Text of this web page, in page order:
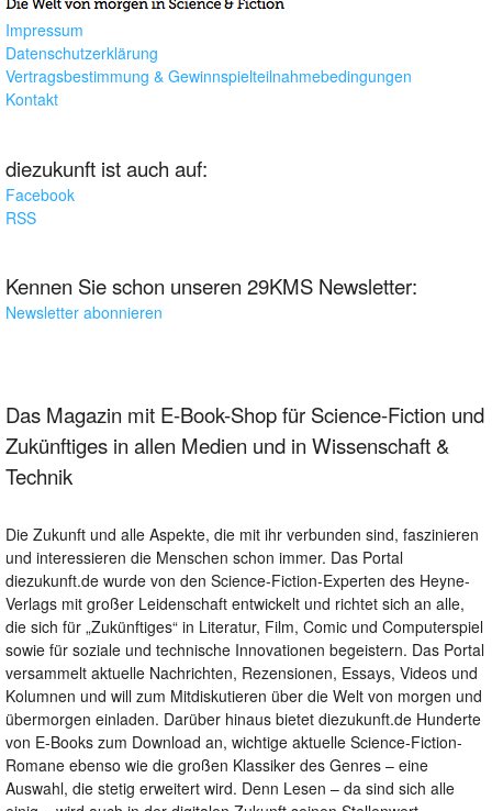
Impressum
Datenschutzerklärung
Vertragsbestimmung & Gewinnspielteilnahmebedingungen
Kontakt
diezukunft ist auch auf:
Facebook
RSS
Kennen Sie schon unseren 29KMS Newsletter:
Newsletter abonnieren
Das Magazin mit E-Book-Shop für Science-Fiction und
Zukünftiges in allen Medien und in Wissenschaft &
Technik
Die Zukunft und alle Aspekte, die mit ihr verbunden sind, faszinieren
und interessieren die Menschen schon immer. Das Portal
diezukunft.de wurde von den Science-Fiction-Experten des Heyne-
Verlags mit großer Leidenschaft entwickelt und richtet sich an alle,
die sich für „Zukünftiges“ in Literatur, Film, Comic und Computerspiel
sowie für soziale und technische Innovationen begeistern. Das Portal
versammelt aktuelle Nachrichten, Rezensionen, Essays, Videos und
Kolumnen und will zum Mitdiskutieren über die Welt von morgen und
übermorgen einladen. Darüber hinaus bietet diezukunft.de Hunderte
von E-Books zum Download an, wichtige aktuelle Science-Fiction-
Romane ebenso wie die großen Klassiker des Genres – eine
Auswahl, die stetig erweitert wird. Denn Lesen – da sind sich alle